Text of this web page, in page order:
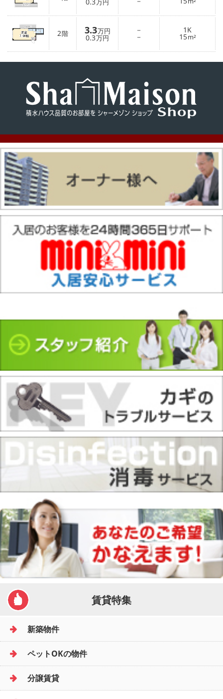
万円
2階 3.3万円
0.3万円
－
－
1K
15m²
賃貸特集
新築物件
ペットOKの物件
分譲賃貸